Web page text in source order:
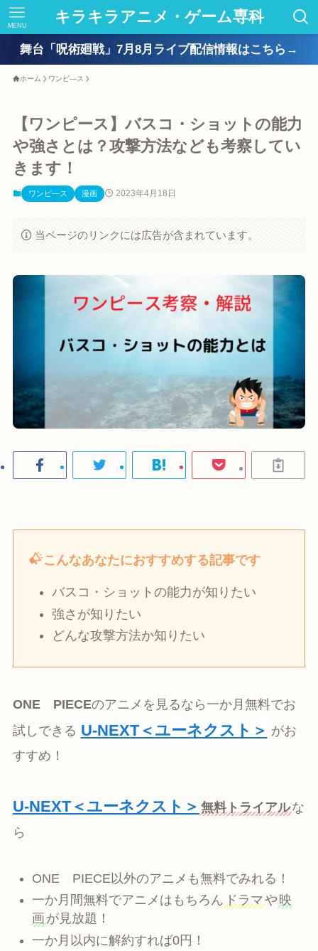
キラキラアニメ・ゲーム専科
MENU
舞台「呪術廻戦」7月8月ライブ配信情報はこちら→
ホーム ワンピ―ス
【ワンピース】バスコ・ショットの能力
や強さとは？攻撃方法なども考察してい
きます！
ワンピ―ス 漫画 2023年4月18日
当ページのリンクには広告が含まれています。
こんなあなたにおすすめする記事です
バスコ・ショットの能力が知りたい
強さが知りたい
どんな攻撃方法か知りたい
ONE PIECEのアニメを見るなら一か月無料でお
試しできる U-NEXT＜ユーネクスト＞ がお
すすめ！
U-NEXT＜ユーネクスト＞ 無料トライアルな
ら
ONE PIECE以外のアニメも無料でみれる！
一か月間無料でアニメはもちろん ドラマや 映
画 が見放題！
一か月以内に解約すれば0円！